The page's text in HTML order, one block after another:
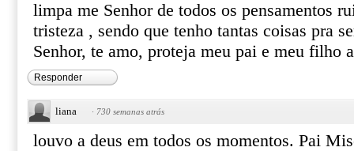
limpa me Senhor de todos os pensamentos
tristeza , sendo que tenho tantas coisas pra
Senhor, te amo, proteja meu pai e meu filho
Responder
liana · 730 semanas atrás
louvo a deus em todos os momentos. Pai